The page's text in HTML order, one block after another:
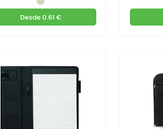
Desde0.61 €